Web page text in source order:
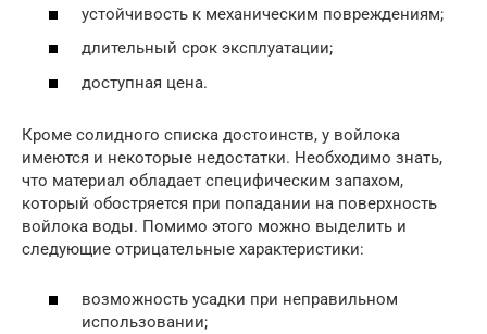
устойчивость к механическим повреждениям;
длительный срок эксплуатации;
доступная цена.
Кроме солидного списка достоинств, у войлока
имеются и некоторые недостатки. Необходимо знать,
что материал обладает специфическим запахом,
который обостряется при попадании на поверхность
войлока воды. Помимо этого можно выделить и
следующие отрицательные характеристики:
возможность усадки при неправильном
использовании;